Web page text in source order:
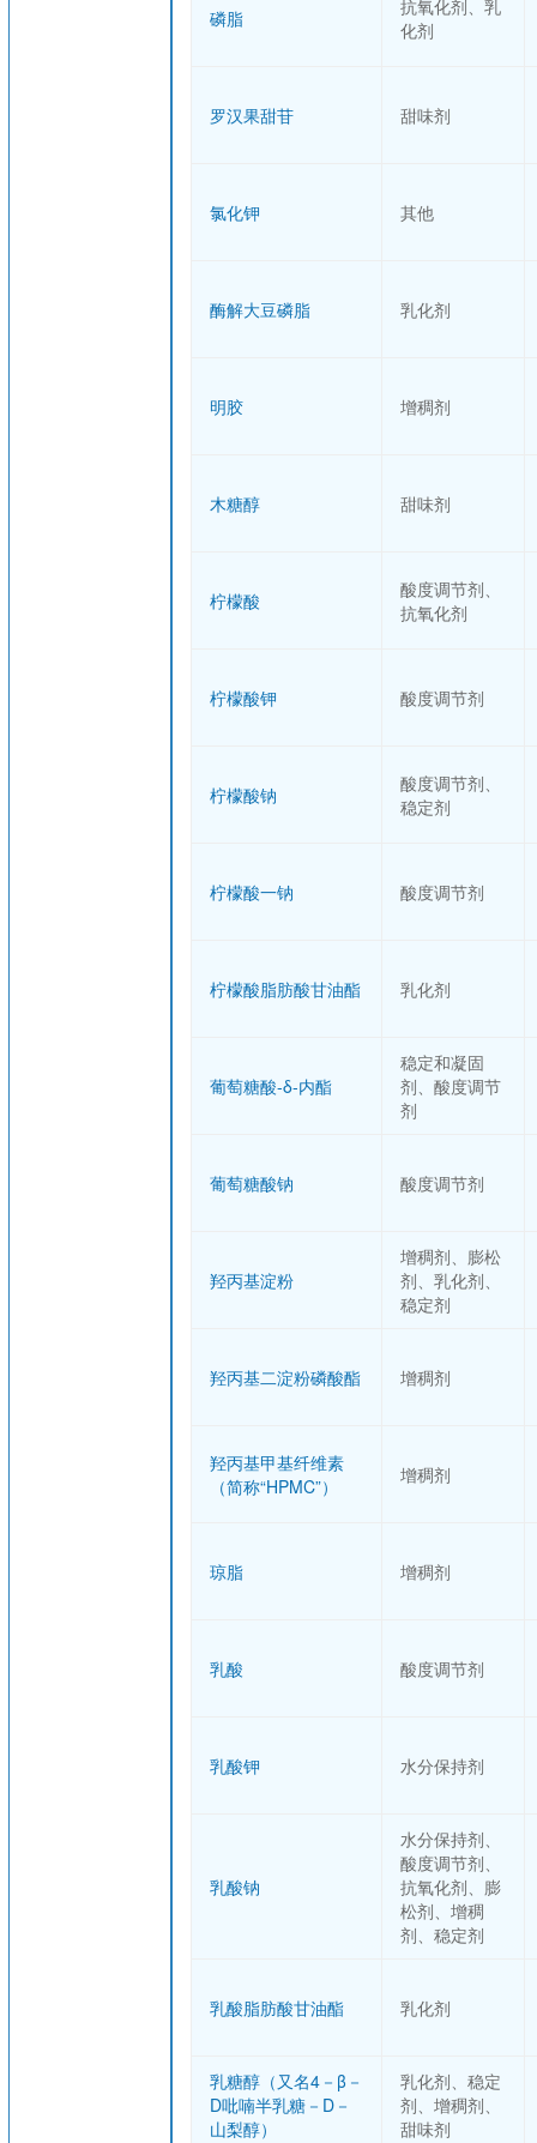
磷脂
抗氧化剂、乳
化剂
罗汉果甜苷 甜味剂
氯化钾 其他
酶解大豆磷脂 乳化剂
明胶 增稠剂
木糖醇 甜味剂
柠檬酸
酸度调节剂、
抗氧化剂
柠檬酸钾 酸度调节剂
柠檬酸钠
酸度调节剂、
稳定剂
柠檬酸一钠 酸度调节剂
柠檬酸脂肪酸甘油酯 乳化剂
葡萄糖酸-δ-内酯
稳定和凝固
剂、酸度调节
剂
葡萄糖酸钠 酸度调节剂
羟丙基淀粉
增稠剂、膨松
剂、乳化剂、
稳定剂
羟丙基二淀粉磷酸酯 增稠剂
羟丙基甲基纤维素
（简称“HPMC”）
增稠剂
琼脂 增稠剂
乳酸 酸度调节剂
乳酸钾 水分保持剂
乳酸钠
水分保持剂、
酸度调节剂、
抗氧化剂、膨
松剂、增稠
剂、稳定剂
乳酸脂肪酸甘油酯 乳化剂
乳糖醇（又名4－β－
D吡喃半乳糖－D－
山梨醇）
乳化剂、稳定
剂、增稠剂、
甜味剂